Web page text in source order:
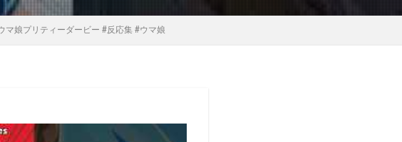
娘プリティーダービー #反応集 #ウマ娘